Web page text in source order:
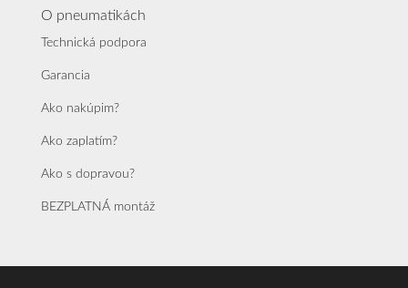
O pneumatikách
Technická podpora
Garancia
Ako nakúpim?
Ako zaplatím?
Ako s dopravou?
BEZPLATNÁ montáž